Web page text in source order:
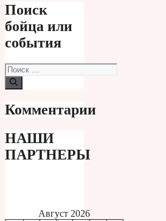
Поиск
бойца или
события
Поиск:
Комментарии
НАШИ
ПАРТНЕРЫ
Август 2026